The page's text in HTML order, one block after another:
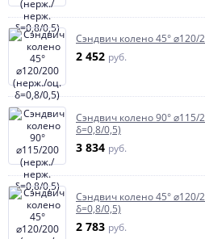
Сэндвич колено 45° ⌀120/
2 452 руб.
Сэндвич колено 90°
δ=0,8/0,5)
3 834 руб.
Сэндвич колено 45°
δ=0,8/0,5)
2 783 руб.